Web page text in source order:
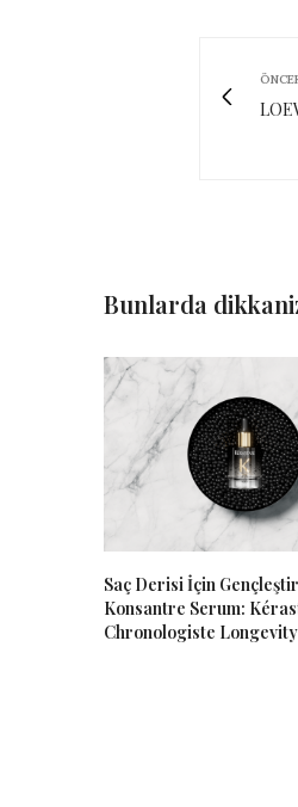
Bunlarda
Saç Derisi İçin
Konsantre Serum:
Chronologiste